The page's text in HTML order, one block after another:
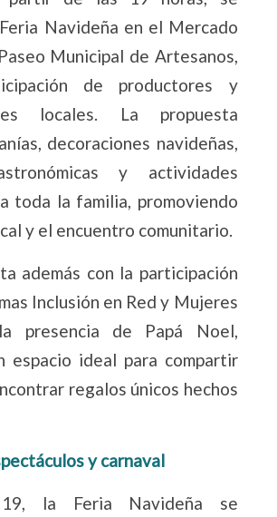
Navideña en el Mercado
Municipal de Artesanos,
de productores y
locales. La propuesta
decoraciones navideñas,
y actividades
toda la familia, promoviendo
y el encuentro comunitario.
además con la participación
Inclusión en Red y Mujeres
presencia de Papá Noel,
espacio ideal para compartir
regalos únicos hechos
y carnaval
la Feria Navideña se